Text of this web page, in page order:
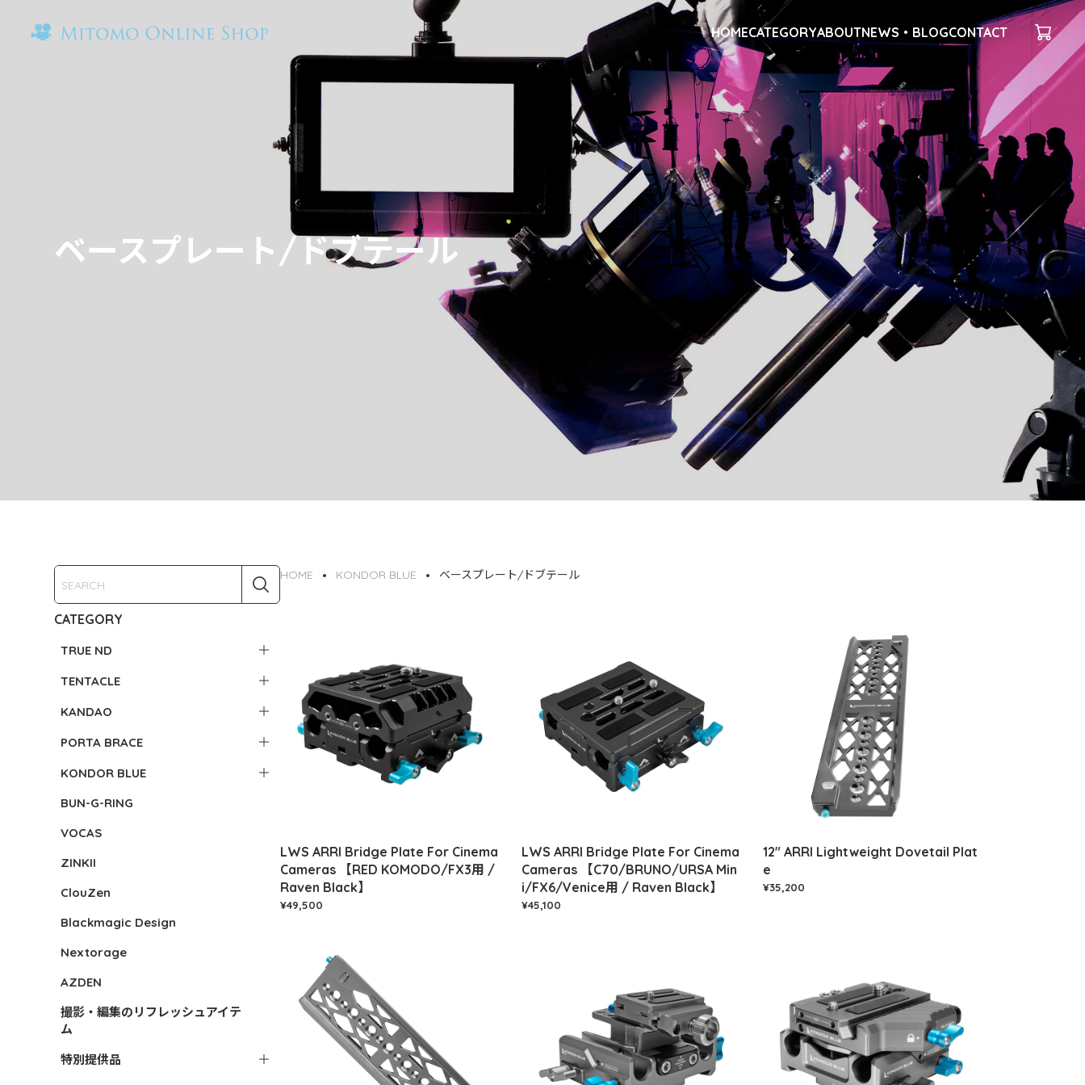
HOMECATEGORYABOUTNEWS・BLOGCONTACT
ベースプレート/ドブテール
CATEGORY
TRUE ND
TENTACLE
KANDAO
PORTA BRACE
KONDOR BLUE
BUN-G-RING
VOCAS
ZINKII
ClouZen
Blackmagic Design
Nextorage
AZDEN
撮影・編集のリフレッシュアイテ
ム
特別提供品
HOME KONDOR BLUE ベースプレート/ドブテール
LWS ARRI Bridge Plate For Cinema
Cameras 【RED KOMODO/FX3用 /
Raven Black】
¥49,500
LWS ARRI Bridge Plate For Cinema
Cameras 【C70/BRUNO/URSA Min
i/FX6/Venice用 / Raven Black】
¥45,100
12" ARRI Lightweight Dovetail Plat
e
¥35,200